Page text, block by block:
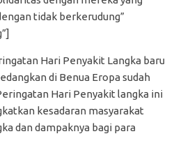
tidak berkerudung”
Hari Penyakit Langka baru
di Benua Eropa sudah
Hari Penyakit langka ini
kesadaran masyarakat
dan dampaknya bagi para